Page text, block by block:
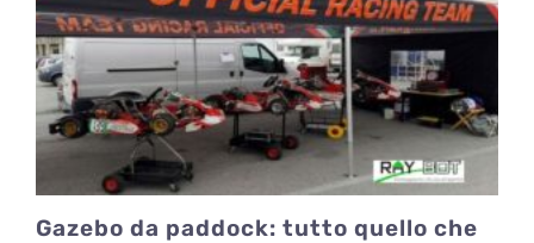
Gazebo da paddock: tutto quello che